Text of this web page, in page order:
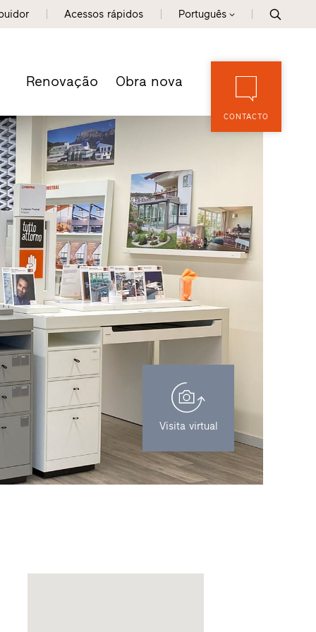
Acessos rápidos Português
Renovação Obra nova
CONTACTO
Visita virtual